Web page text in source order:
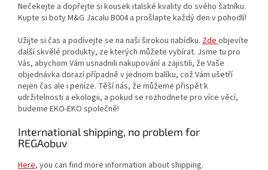
Nečekejte a dopřejte si kousek italské kvality do svého šatníku.
Kupte si boty M&G Jacalu B004 a prošlapte každý den v pohodlí!
Užijte si čas a podívejte se na naši širokou nabídku. Zdeobjevíte
další skvělé produkty, ze kterých můžete vybírat. Jsme tu pro
Vás, abychom Vám usnadnili nakupování a zajistili, že Vaše
objednávka dorazí případně v jednom balíku, což Vám ušetří
nejen čas ale i peníze. Těší nás, že můžeme přispět k
udržitelnosti a ekologii, a pokud se rozhodnete pro více věcí,
budeme EKO-EKO společně!
International shipping, no problem for
REGAobuv
Here, you can find more information about shipping.